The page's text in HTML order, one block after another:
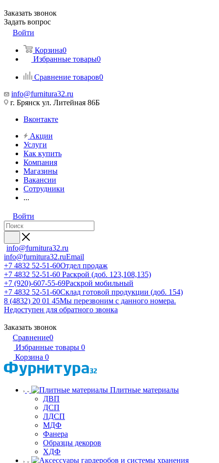
Заказать звонок
Задать вопрос
Войти
Корзина0
Избранные товары0
Сравнение товаров0
info@furnitura32.ru
г. Брянск ул. Литейная 86Б
Вконтакте
Акции
Услуги
Как купить
Компания
Магазины
Вакансии
Сотрудники
...
Войти
info@furnitura32.ru
info@furnitura32.ruEmail
+7 4832 52-51-60Отдел продаж
+7 4832 52-51-60 Раскрой (доб. 123,108,135)
+7 (920)-607-55-69Раскрой мобильный
+7 4832 52-51-60Склад готовой продукции (доб. 154)
8 (4832) 20 01 45Мы перезвоним с данного номера.
Недоступен для обратного звонка
Заказать звонок
Сравнение0
Избранные товары 0
Корзина 0
Плитные материалы
ДВП
ДСП
ЛДСП
МДФ
Фанера
Образцы декоров
ХДФ